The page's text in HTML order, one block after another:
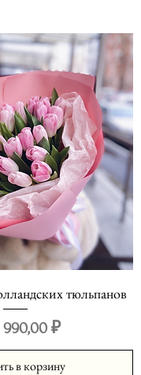
тюльпанов
990,00 ₽
скидкой
в корзину